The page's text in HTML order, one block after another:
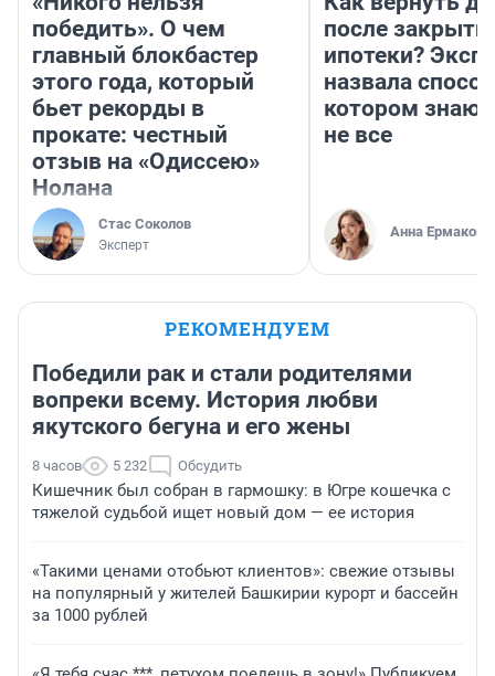
победить». О чем
главный блокбастер
этого года, который
бьет рекорды в
прокате: честный
отзыв на «Одиссею»
Нолана
Стас Соколов
Эксперт
после
ипотеки?
назвала
котором
не все
Анна Ермакова
РЕКОМЕНДУЕМ
Победили рак и стали родителями
вопреки всему. История любви
якутского бегуна и его жены
8 часов 5 232 Обсудить
Кишечник был собран в гармошку: в Югре кошечка с
тяжелой судьбой ищет новый дом — ее история
«Такими ценами отобьют клиентов»: свежие отзывы
на популярный у жителей Башкирии курорт и бассейн
за 1000 рублей